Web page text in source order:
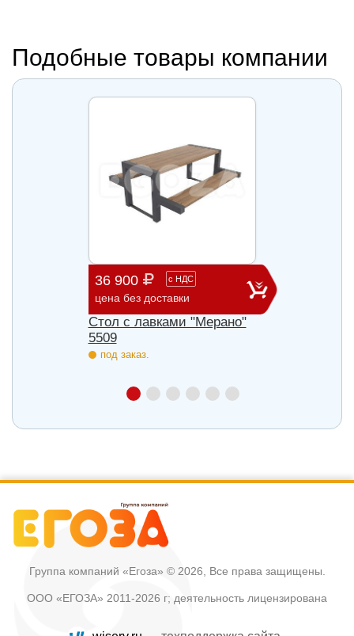
Подобные товары компании
36 900 с НДС
цена без доставки
Стол с лавками "Мерано"
5509
под заказ.
Группа компаний «Егоза» © 2026, Все права защищены.
ООО «ЕГОЗА» 2011-2026 г; деятельность лицензирована